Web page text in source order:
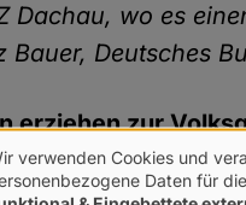
Dachau, wo es
Bauer, Deutsches
erziehen zur
in allen für
verwenden Cookies und
Daten für